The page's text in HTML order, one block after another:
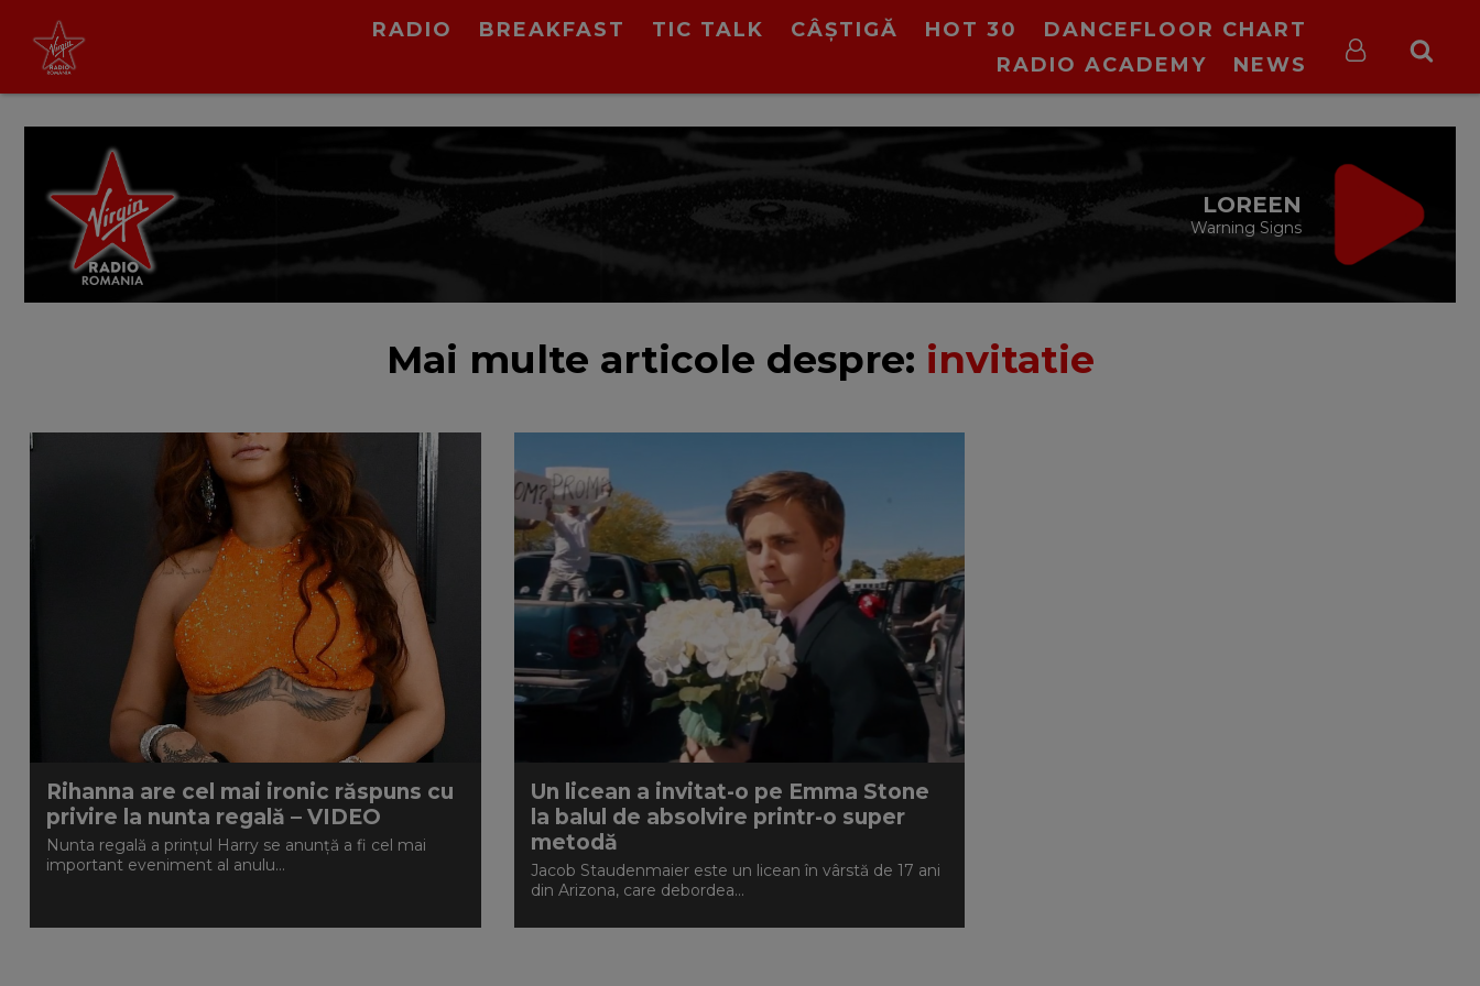
RADIO BREAKFAST TIC TALK CÂȘTIGĂ HOT 30
DANCEFLOOR CHART
RADIO ACADEMY
NEWS
LOREEN
Warning Signs
Mai multe articole despre: invitatie
Rihanna are cel mai ironic răspuns cu
privire la nunta regală – VIDEO
Nunta regală a prințul Harry se anunță a fi cel mai
important eveniment al anulu...
Un licean a invitat-o pe Emma Stone
la balul de absolvire printr-o super
metodă
Jacob Staudenmaier este un licean în vârstă de 17 ani
din Arizona, care debordea...